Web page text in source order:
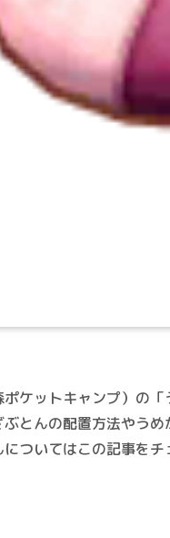
ケットキャンプ）の
とんの配置方法やう
ついてはこの記事をチ